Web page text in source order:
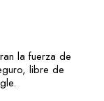
la fuerza de
libre de